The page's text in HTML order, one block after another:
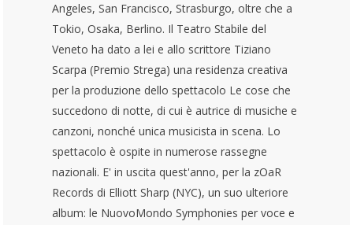
Angeles, San Francisco, Strasburgo, oltre che a
Tokio, Osaka, Berlino. Il Teatro Stabile del
Veneto ha dato a lei e allo scrittore Tiziano
Scarpa (Premio Strega) una residenza creativa
per la produzione dello spettacolo Le cose che
succedono di notte, di cui è autrice di musiche e
canzoni, nonché unica musicista in scena. Lo
spettacolo è ospite in numerose rassegne
nazionali. E' in uscita quest'anno, per la zOaR
Records di Elliott Sharp (NYC), un suo ulteriore
album: le NuovoMondo Symphonies per voce e